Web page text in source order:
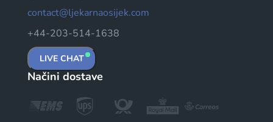
contact@ljekarnaosijek.com
+44-203-514-1638
LIVE CHAT
Načini dostave